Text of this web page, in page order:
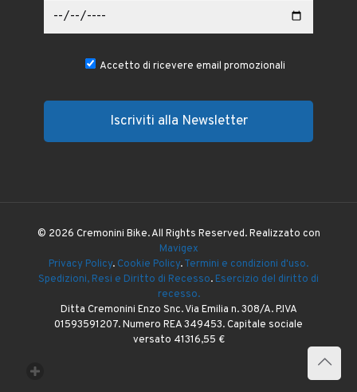
Accetto di ricevere email promozionali
© 2026 Cremonini Bike. All Rights Reserved. Realizzato con
Mavigex
Privacy Policy. Cookie Policy.Termini e condizioni d'uso.
Spedizioni, Resi e Diritto di Recesso. Esercizio del diritto di
recesso.
Ditta Cremonini Enzo Snc. Via Emilia n. 308/A. P.IVA
01593591207. Numero REA 349453. Capitale sociale
versato 41316,55 €